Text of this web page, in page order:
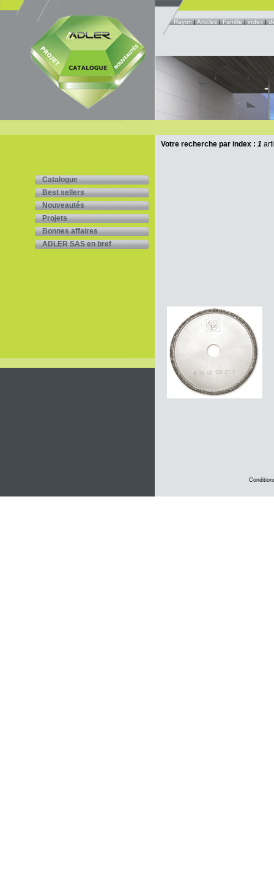
Rayon|Articles|Famille|index|
Catalogue
Best sellers
Nouveautés
Projets
Bonnes affaires
ADLER SAS en bref
Votre recherche par index : 1